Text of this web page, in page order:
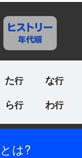
た
な
ら わ
とは?